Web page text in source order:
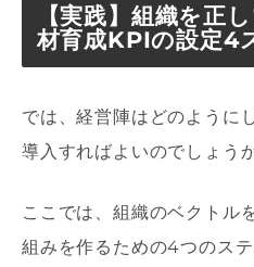
【実践】組織を正
材育成KPIの設定4
では、経営陣はどのように
導入すればよいのでしょうか
ここでは、組織のベクトル
組みを作るための4つのステ